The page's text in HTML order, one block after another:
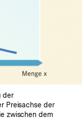
der
Preisachse der
zwischen dem